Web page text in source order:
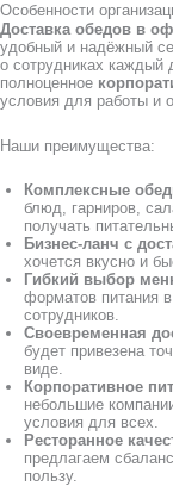
Особенности
Доставка обедов в
удобный и надёжный
о сотрудниках каждый
полноценное
условия для работы и
Наши преимущества:
Комплексные
блюд, гарниров,
получать
Бизнес-ланч с
хочется вкусно и
Гибкий выбор
форматов питания
сотрудников.
Своевременная
будет привезена
виде.
Корпоративное
небольшие
условия для всех.
Ресторанное
предлагаем
пользу.